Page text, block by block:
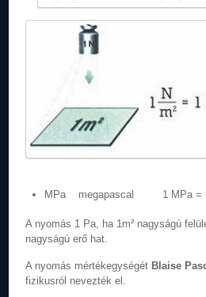
MPa megapascal 1 MPa = 1
A nyomás 1 Pa, ha 1m² nagyságú
nagyságú erő hat.
A nyomás mértékegységét Blaise
fizikusról nevezték el.